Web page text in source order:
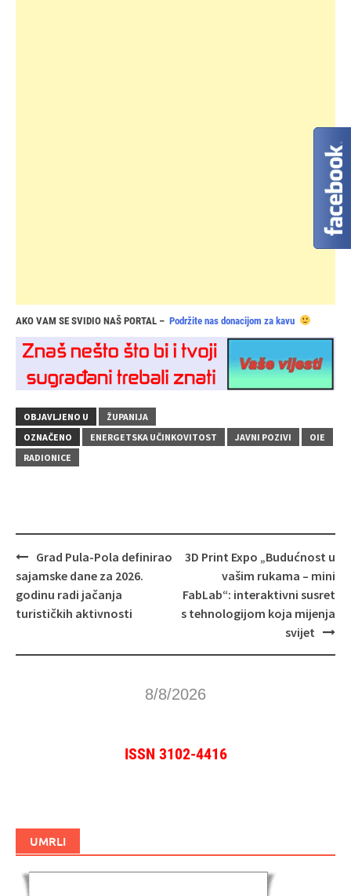
AKO VAM SE SVIDIO NAŠ PORTAL – Podržite nas donacijom za kavu
OBJAVLJENO U
ŽUPANIJA
OZNAČENO
ENERGETSKA UČINKOVITOST JAVNI POZIVI
OIE
RADIONICE
Navigacija
objava
Grad Pula-Pola definirao
sajamske dane za 2026.
godinu radi jačanja
turističkih aktivnosti
3D Print Expo „Budućnost u
vašim rukama – mini
FabLab“: interaktivni susret
s tehnologijom koja mijenja
svijet
8/8/2026
ISSN 3102-4416
UMRLI